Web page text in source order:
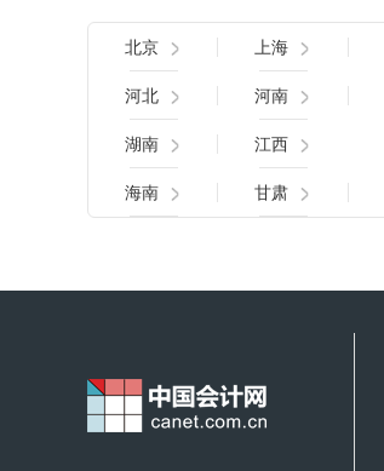
北京 上海
河北 河南
湖南 江西
海南 甘肃